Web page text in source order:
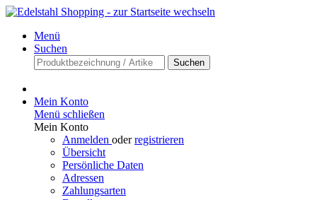
Menü
Suchen
Suchen
Mein Konto
Menü schließen
Mein Konto
Anmelden oderregistrieren
Übersicht
Persönliche Daten
Adressen
Zahlungsarten